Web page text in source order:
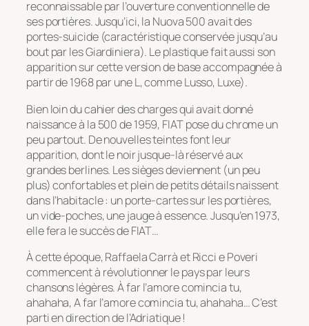
reconnaissable par l’ouverture conventionnelle de
ses portières. Jusqu’ici, la Nuova 500 avait des
portes-suicide (caractéristique conservée jusqu’au
bout par les Giardiniera). Le plastique fait aussi son
apparition sur cette version de base accompagnée à
partir de 1968 par une L, comme Lusso, Luxe).
Bien loin du cahier des charges qui avait donné
naissance à la 500 de 1959, FIAT pose du chrome un
peu partout. De nouvelles teintes font leur
apparition, dont le noir jusque-là réservé aux
grandes berlines. Les sièges deviennent (un peu
plus) confortables et plein de petits détails naissent
dans l’habitacle : un porte-cartes sur les portières,
un vide-poches, une jauge à essence. Jusqu’en 1973,
elle fera le succès de FIAT…
À cette époque, Raffaela Carrà et Ricci e Poveri
commencent à révolutionner le pays par leurs
chansons légères. À far l’amore comincia tu,
ahahaha, A far l’amore comincia tu, ahahaha… C’est
parti en direction de l’Adriatique !